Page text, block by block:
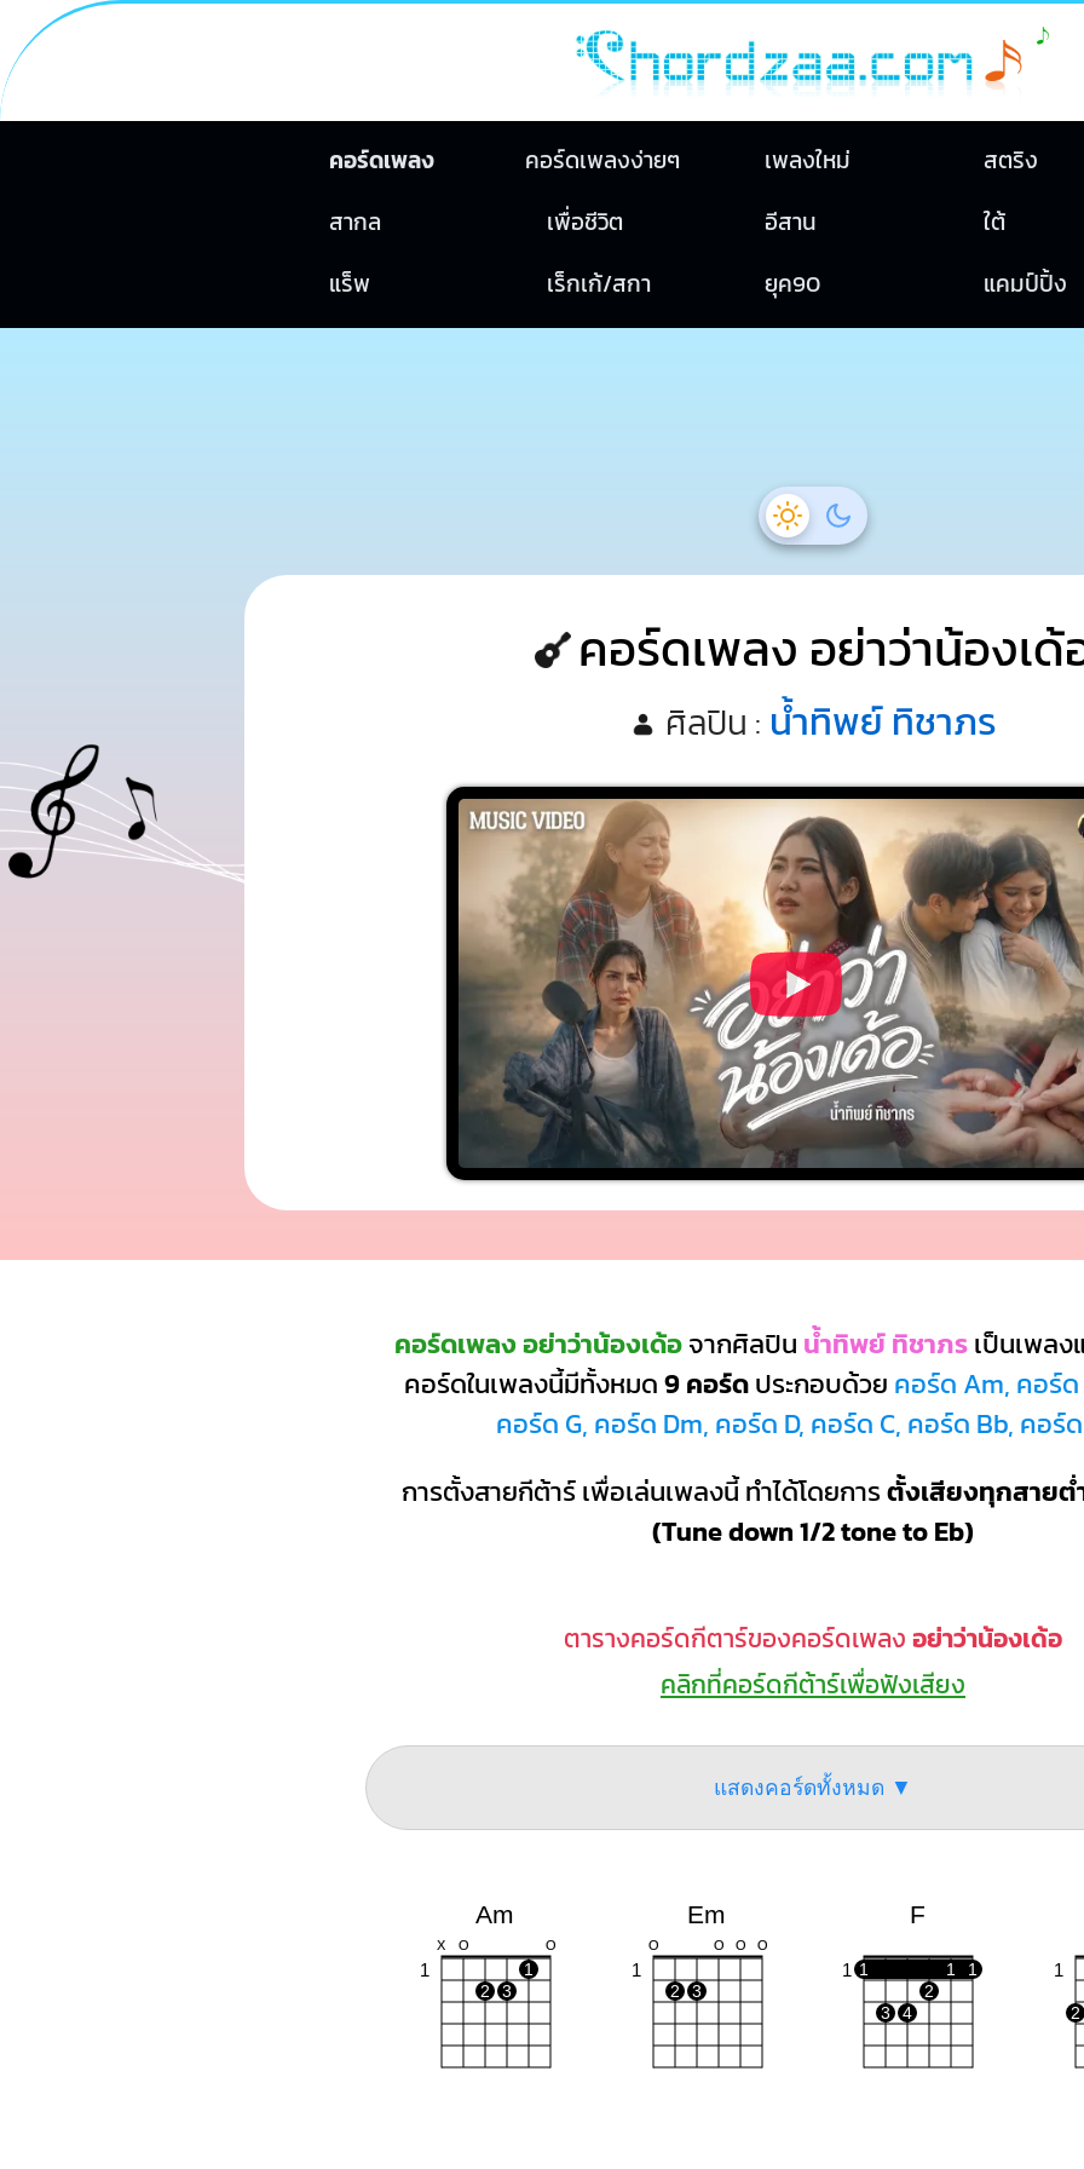
คอร์ดเพลง คอร์ดเพลงง่ายๆ เพลงใหม่
สตริง
สากล
เพื่อชีวิต อีสาน
ใต้
แร็พ
เร็กเก้/สกา ยุค90 แคมป์ปิ้ง
คอร์ดเพลง อย่าว่าน้องเด้
ศิลปิน : น้ำทิพย์ ทิชาภร
คอร์ดเพลง อย่าว่าน้องเด้อจากศิลปิน น้ำทิพย์ ทิชาภรเป็นเพลง
คอร์ดในเพลงนี้มีทั้งหมด9 คอร์ดประกอบด้วย คอร์ด Am, คอร์ด
คอร์ด G, คอร์ด Dm, คอร์ด D, คอร์ด C, คอร์ด Bb, คอร์
การตั้งสายกีต้าร์ เพื่อเล่นเพลงนี้ ทำได้โดยการตั้งเสียงทุกสายต่
(Tune down 1/2 tone to Eb)
ตารางคอร์ดกีตาร์ของคอร์ดเพลงอย่าว่าน้องเด้อ
คลิกที่คอร์ดกีต้าร์เพื่อฟังเสียง
แสดงคอร์ดทั้งหมด ▼
Am
X O O
1
1
2
3
Em
O O O O
1
2 3
F
1 1 1
1
2
3
4
1
2